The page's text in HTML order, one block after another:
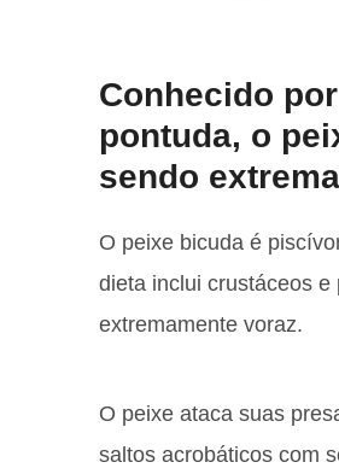
Conhecido
pontuda, o
sendo
O peixe bicuda é
dieta inclui crustáceos
extremamente voraz.
O peixe ataca suas
saltos acrobáticos com